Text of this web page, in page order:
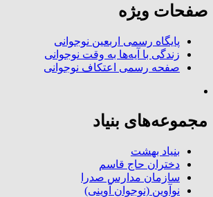
صفحات ویژه
پایگاه رسمی اربعین نوجوانی
زندگی با آیه‌ها به وقت نوجوانی
صفحه رسمی اعتکاف نوجوانی
مجموعه‌های بنیاد
بنیاد بهشت
دختران حاج قاسم
سازمان مدارس صدرا
نوآوین (نوجوان آوینی)